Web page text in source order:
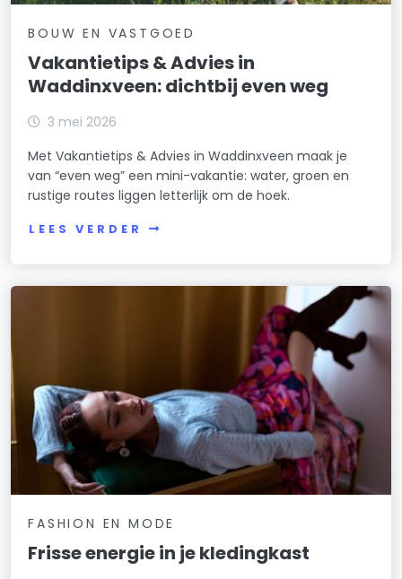
BOUW EN VASTGOED
Vakantietips & Advies in
Waddinxveen: dichtbij even weg
3 mei 2026
Met Vakantietips & Advies in Waddinxveen maak je
van “even weg” een mini-vakantie: water, groen en
rustige routes liggen letterlijk om de hoek.
LEES VERDER
FASHION EN MODE
Frisse energie in je kledingkast